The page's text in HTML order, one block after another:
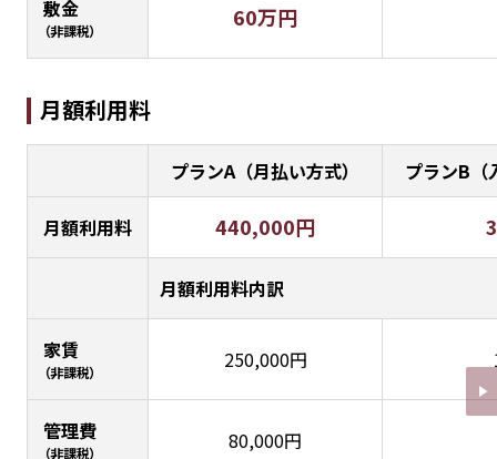
敷金
（非課税） 60万円
月額利用料
プランA（月払い方式） プランB（
月額利用料 440,000円
月額利用料内訳
家賃
（非課税） 250,000円
管理費
（非課税） 80,000円